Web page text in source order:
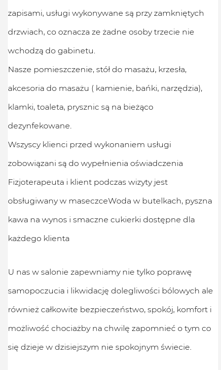
zapisami, usługi wykonywane są przy zamkniętych
drzwiach, co oznacza ze żadne osoby trzecie nie
wchodzą do gabinetu.
Nasze pomieszczenie, stół do masażu, krzesła,
akcesoria do masażu ( kamienie, bańki, narzędzia),
klamki, toaleta, prysznic są na bieżąco
dezynfekowane.
Wszyscy klienci przed wykonaniem usługi
zobowiązani są do wypełnienia oświadczenia
Fizjoterapeuta i klient podczas wizyty jest
obsługiwany w maseczceWoda w butelkach, pyszna
kawa na wynos i smaczne cukierki dostępne dla
każdego klienta
U nas w salonie zapewniamy nie tylko poprawę
samopoczucia i likwidację dolegliwości bólowych ale
również całkowite bezpieczeństwo, spokój, komfort i
możliwość chociażby na chwilę zapomnieć o tym co
się dzieje w dzisiejszym nie spokojnym świecie.